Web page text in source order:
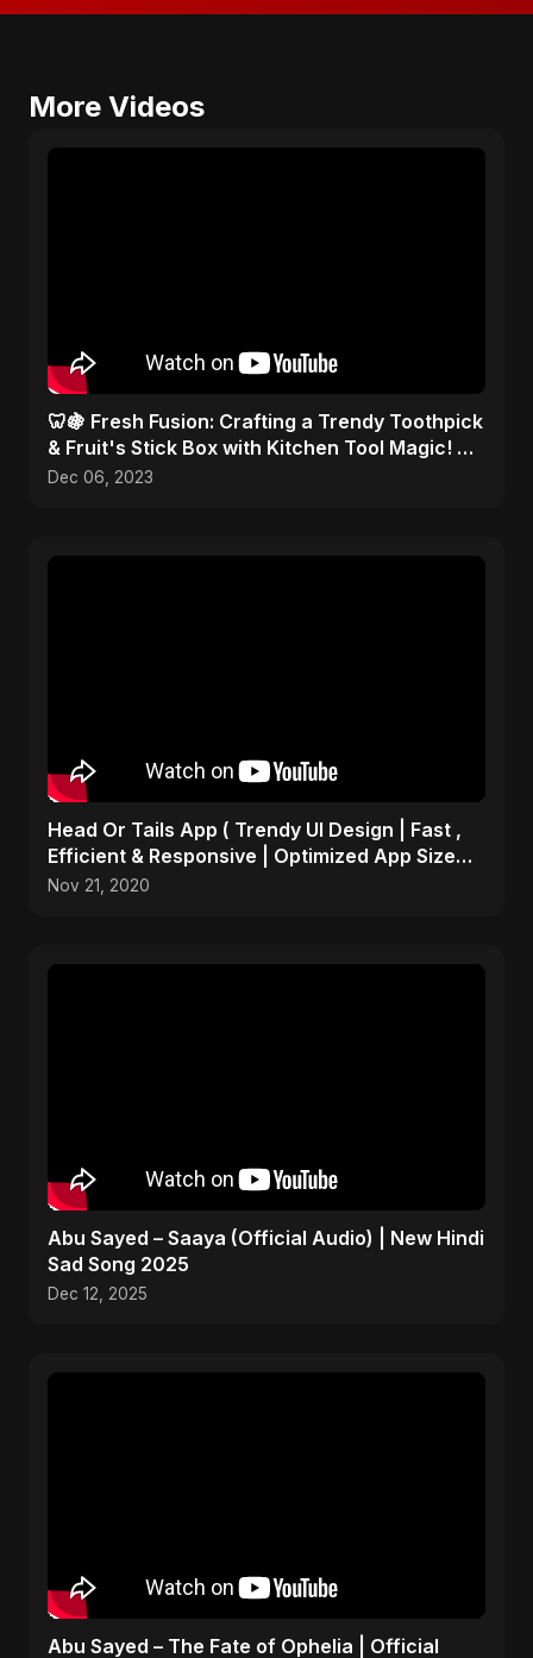
More Videos
🦷🍇 Fresh Fusion: Crafting a Trendy Toothpick
& Fruit's Stick Box with Kitchen Tool Magic! 🎨
✂️
Dec 06, 2023
Head Or Tails App ( Trendy UI Design | Fast ,
Efficient & Responsive | Optimized App Size
)many more
Nov 21, 2020
Abu Sayed – Saaya (Official Audio) | New Hindi
Sad Song 2025
Dec 12, 2025
Abu Sayed – The Fate of Ophelia | Official